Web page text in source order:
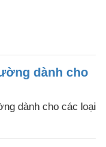
dành cho
dành cho các loại